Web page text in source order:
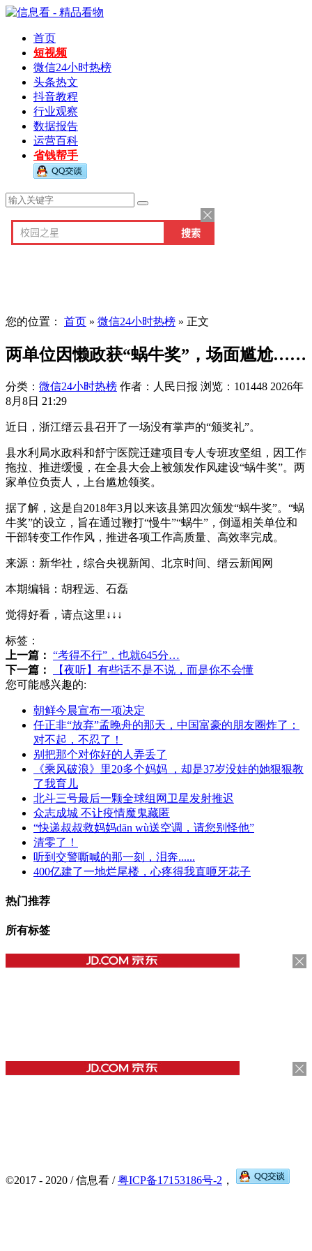
首页
短视频
微信24小时热榜
头条热文
抖音教程
行业观察
数据报告
运营百科
省钱帮手
您的位置： 首页 » 微信24小时热榜 » 正文
两单位因懒政获“蜗牛奖”，场面尴尬……
分类： 微信24小时热榜 作者：人民日报 浏览：101448 2026年
8月8日 21:29
近日，浙江缙云县召开了一场没有掌声的“颁奖礼”。
县水利局水政科和舒宁医院迁建项目专人专班攻坚组，因工作
拖拉、推进缓慢，在全县大会上被颁发作风建设“蜗牛奖”。两
家单位负责人，上台尴尬领奖。
据了解，这是自2018年3月以来该县第四次颁发“蜗牛奖”。“蜗
牛奖”的设立，旨在通过鞭打“慢牛”“蜗牛”，倒逼相关单位和
干部转变工作作风，推进各项工作高质量、高效率完成。
来源：新华社，综合央视新闻、北京时间、缙云新闻网
本期编辑：胡程远、石磊
觉得好看，请点这里↓↓↓
标签：
上一篇： “考得不行”，也就645分…
下一篇：
【夜听】有些话不是不说，而是你不会懂
您可能感兴趣的:
朝鲜今晨宣布一项决定
任正非“放弃”孟晚舟的那天，中国富豪的朋友圈炸了：
对不起，不忍了！
别把那个对你好的人弄丢了
《乘风破浪》里20多个妈妈 ，却是37岁没娃的她狠狠教
了我育儿
北斗三号最后一颗全球组网卫星发射推迟
众志成城 不让疫情魔鬼藏匿
“快递叔叔救妈妈dān wù送空调，请您别怪他”
清零了！
听到交警嘶喊的那一刻，泪奔......
400亿建了一地烂尾楼，心疼得我直咂牙花子
热门推荐
所有标签
©2017 - 2020 / 信息看 /粤ICP备17153186号-2 ，